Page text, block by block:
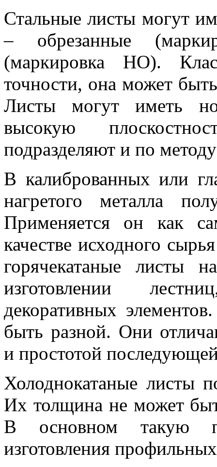
Стальные листы могут
– обрезанные
(маркировка НО).
точности, она может
Листы могут иметь
высокую
подразделяют и по
В калиброванных или
нагретого металла
Применяется он как
качестве исходного
горячекатаные листы
изготовлении
декоративных
быть разной. Они
и простотой
Холоднокатаные листы
Их толщина не может
В основном такую
изготовления